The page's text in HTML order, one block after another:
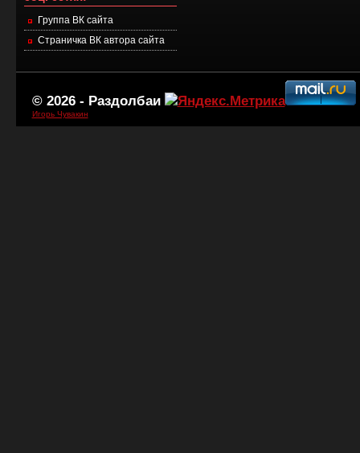
Группа ВК сайта
Страничка ВК автора сайта
© 2026 - Раздолбаи
Игорь Чувакин